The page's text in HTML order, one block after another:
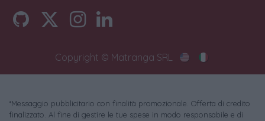
Copyright © Matranga SRL
*Messaggio pubblicitario con finalità promozionale. Offerta di credito
finalizzato. Al fine di gestire le tue spese in modo responsabile e di